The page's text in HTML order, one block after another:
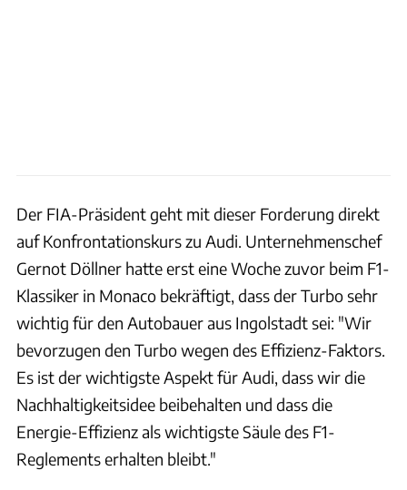
Der FIA-Präsident geht mit dieser Forderung direkt
auf Konfrontationskurs zu Audi. Unternehmenschef
Gernot Döllner hatte erst eine Woche zuvor beim F1-
Klassiker in Monaco bekräftigt, dass der Turbo sehr
wichtig für den Autobauer aus Ingolstadt sei: "Wir
bevorzugen den Turbo wegen des Effizienz-Faktors.
Es ist der wichtigste Aspekt für Audi, dass wir die
Nachhaltigkeitsidee beibehalten und dass die
Energie-Effizienz als wichtigste Säule des F1-
Reglements erhalten bleibt."